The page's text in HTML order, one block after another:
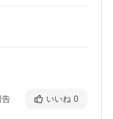
告 いいね 0